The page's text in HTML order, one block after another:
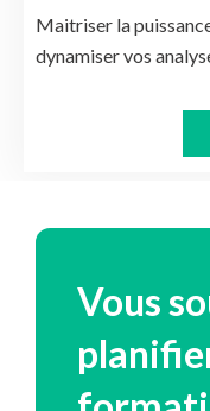
Maitriser la
dynamiser vos
Vous